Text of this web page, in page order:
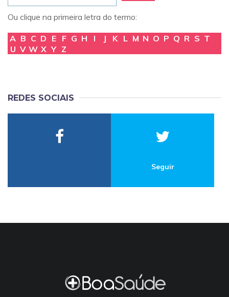
Ou clique na primeira letra do termo:
A B C D E F G H I J K L M N O P Q R S T
U V W X Y Z
REDES SOCIAIS
Seguir